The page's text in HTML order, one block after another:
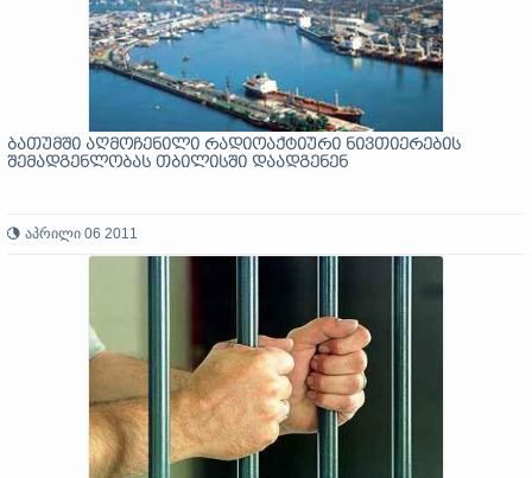
ბათუმში აღმოჩენილი რადიოაქტიური ნივთიერების
შემადგენლობას თბილისში დაადგენენ
აპრილი 06 2011